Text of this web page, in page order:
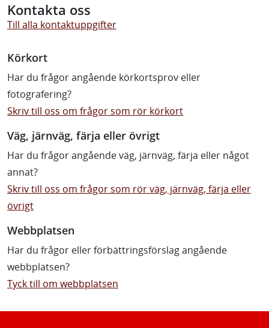
Kontakta oss
Till alla kontaktuppgifter
Körkort
Har du frågor angående körkortsprov eller
fotografering?
Skriv till oss om frågor som rör körkort
Väg, järnväg, färja eller övrigt
Har du frågor angående väg, järnväg, färja eller något
annat?
Skriv till oss om frågor som rör väg, järnväg, färja eller
övrigt
Webbplatsen
Har du frågor eller förbättringsförslag angående
webbplatsen?
Tyck till om webbplatsen